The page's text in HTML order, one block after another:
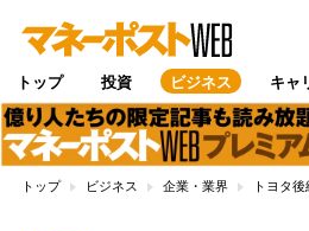
トップ 投資 ビジネス キャ
トップ ビジネス 企業・業界 トヨタ